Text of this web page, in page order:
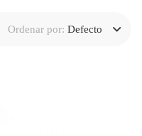
Ordenar por: Defecto